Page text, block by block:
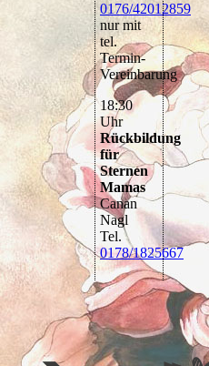
0176/42012859
nur mit
tel.
Termin-
Vereinbarung
18:30
Uhr
Rückbildung
für
Sternen
Mamas
Canan
Nagl
Tel.
0178/1825667